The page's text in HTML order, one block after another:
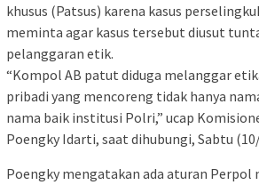
khusus (Patsus) karena kasus
meminta agar kasus tersebut diusut
pelanggaran etik.
“Kompol AB patut diduga melanggar
pribadi yang mencoreng tidak hanya
nama baik institusi Polri,” ucap
Poengky Idarti, saat dihubungi, Sabtu
Poengky mengatakan ada aturan Perpol